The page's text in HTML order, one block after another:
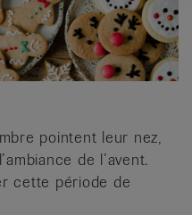
pointent leur nez,
de l’avent.
cette période de